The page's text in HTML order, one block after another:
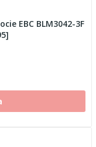
EBC BLM3042-3F